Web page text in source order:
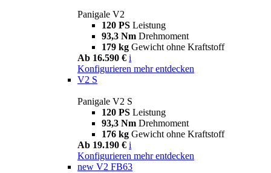
Panigale V2
120 PS Leistung
93,3 Nm Drehmoment
179 kg Gewicht ohne Kraftstoff
Ab 16.590 € i
Konfigurieren mehr entdecken
V2 S
Panigale V2 S
120 PS Leistung
93,3 Nm Drehmoment
176 kg Gewicht ohne Kraftstoff
Ab 19.190 € i
Konfigurieren mehr entdecken
new V2 FB63